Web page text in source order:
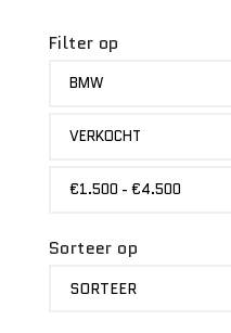
Filter op
BMW
VERKOCHT
€1.500 - €4.500
Sorteer op
SORTEER